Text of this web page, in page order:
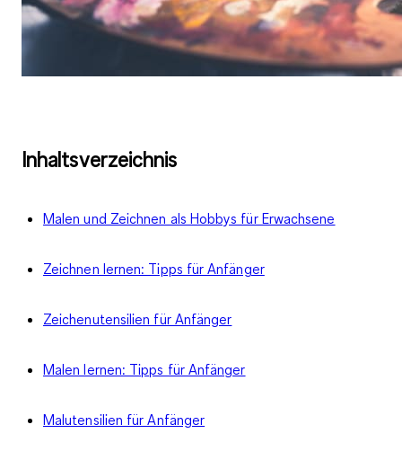
Inhaltsverzeichnis
Malen und Zeichnen als Hobbys für Erwachsene
Zeichnen lernen: Tipps für Anfänger
Zeichenutensilien für Anfänger
Malen lernen: Tipps für Anfänger
Malutensilien für Anfänger